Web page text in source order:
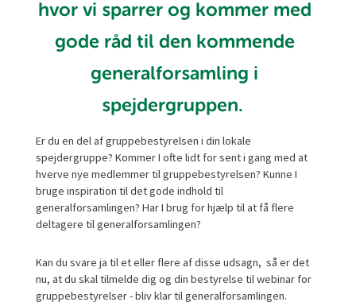
hvor vi sparrer og kommer med
gode råd til den kommende
generalforsamling i
spejdergruppen.
Er du en del af gruppebestyrelsen i din lokale
spejdergruppe? Kommer I ofte lidt for sent i gang med at
hverve nye medlemmer til gruppebestyrelsen? Kunne I
bruge inspiration til det gode indhold til
generalforsamlingen? Har I brug for hjælp til at få flere
deltagere til generalforsamlingen?
Kan du svare ja til et eller flere af disse udsagn, så er det
nu, at du skal tilmelde dig og din bestyrelse til webinar for
gruppebestyrelser - bliv klar til generalforsamlingen.